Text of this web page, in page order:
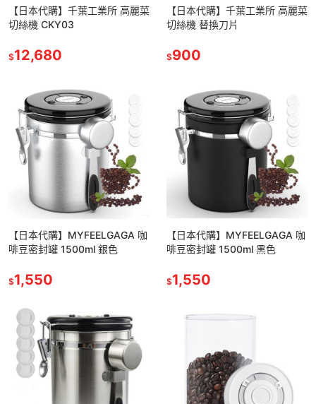
【日本代購】千葉工業所 高麗菜
切絲機 CKY03
$12,680
【日本代購】千葉工業所 高麗菜
切絲機 替換刀片
$900
【日本代購】MYFEELGAGA 咖
啡豆密封罐 1500ml 銀色
$1,550
【日本代購】MYFEELGAGA 咖
啡豆密封罐 1500ml 黑色
$1,550